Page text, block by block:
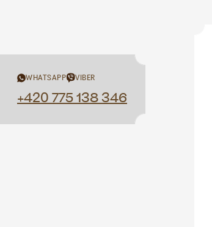
WHATSAPP VIBER
+420 775 138 346